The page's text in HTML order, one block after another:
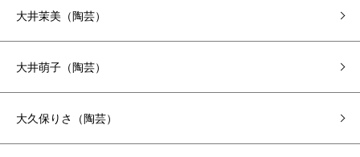
大井茉美（陶芸）
大井萌子（陶芸）
大久保りさ（陶芸）